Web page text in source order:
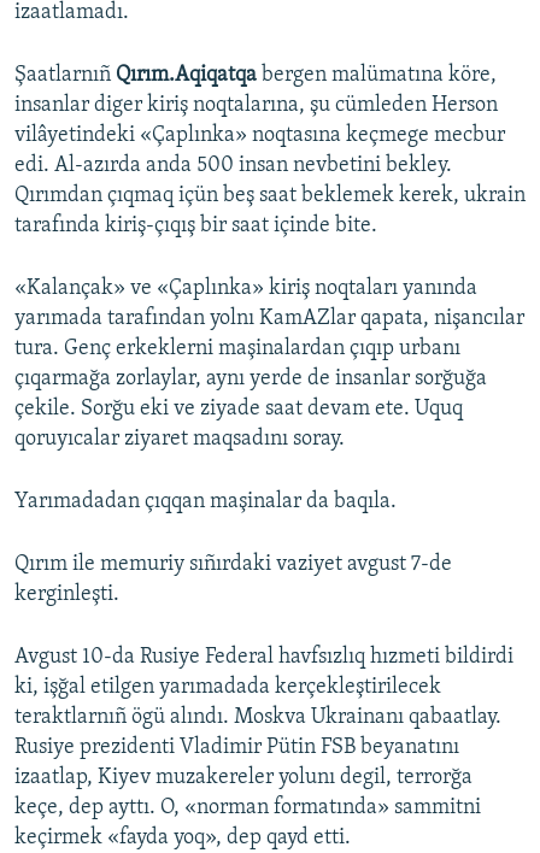
izaatlamadı.
Şaatlarnıñ Qırım.Aqiqatqa bergen malümatına köre,
insanlar diger kiriş noqtalarına, şu cümleden Herson
vilâyetindeki «Çaplınka» noqtasına keçmege mecbur
edi. Al-azırda anda 500 insan nevbetini bekley.
Qırımdan çıqmaq içün beş saat beklemek kerek, ukrain
tarafında kiriş-çıqış bir saat içinde bite.
«Kalançak» ve «Çaplınka» kiriş noqtaları yanında
yarımada tarafından yolnı KamAZlar qapata, nişancılar
tura. Genç erkeklerni maşinalardan çıqıp urbanı
çıqarmağa zorlaylar, aynı yerde de insanlar sorğuğa
çekile. Sorğu eki ve ziyade saat devam ete. Uquq
qoruyıcalar ziyaret maqsadını soray.
Yarımadadan çıqqan maşinalar da baqıla.
Qırım ile memuriy sıñırdaki vaziyet avgust 7-de
kerginleşti.
Avgust 10-da Rusiye Federal havfsızlıq hızmeti bildirdi
ki, işğal etilgen yarımadada kerçekleştirilecek
teraktlarnıñ ögü alındı. Moskva Ukrainanı qabaatlay.
Rusiye prezidenti Vladimir Pütin FSB beyanatını
izaatlap, Kiyev muzakereler yolunı degil, terrorğa
keçe, dep ayttı. O, «norman formatında» sammitni
keçirmek «fayda yoq», dep qayd etti.